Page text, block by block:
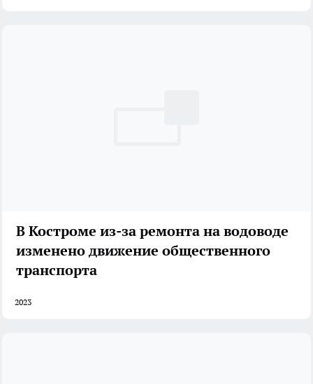
В Костроме из-за ремонта на водоводе
изменено движение общественного
транспорта
2023